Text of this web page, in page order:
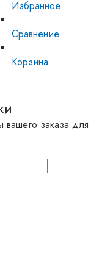
Избранное
Сравнение
Корзина
вашего заказа для